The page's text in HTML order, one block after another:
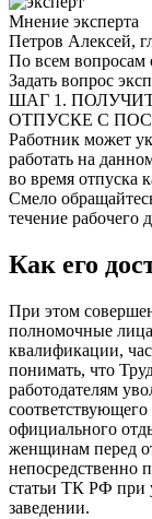
Мнение эксперта
Петров Алексей,
По всем вопросам
Задать вопрос
ШАГ 1.
ОТПУСКЕ С
Работник может
работать на
во время отпуска
Смело
течение рабочего
Как его
При этом
полномочные
квалификации,
понимать, что
работодателям
официального
женщинам перед
непосредственно
статьи ТК РФ при
заведении.